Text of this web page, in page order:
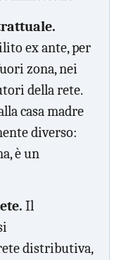
ex ante, per
zona, nei
della rete.
casa madre
diverso:
è un
Il
distributiva,